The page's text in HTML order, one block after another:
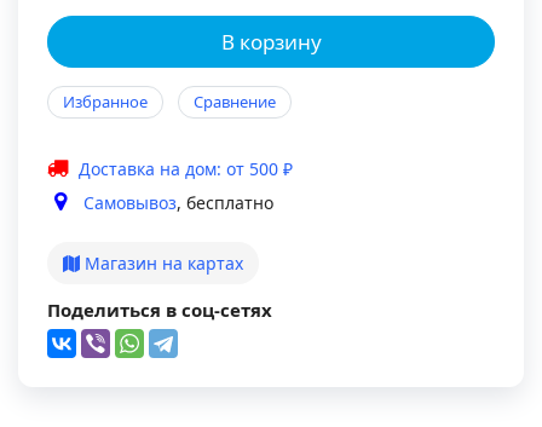
В корзину
Избранное Сравнение
Доставка на дом: от 500 ₽
Самовывоз, бесплатно
Магазин на картах
Поделиться в соц-сетях